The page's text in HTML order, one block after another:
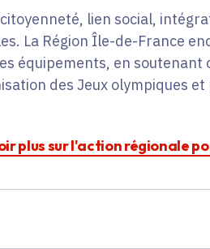
lien social,
La Région Île-de-France
équipements, en
des Jeux olympiques
plus sur l'action régionale